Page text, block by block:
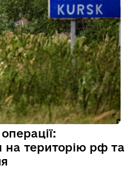
на територію рф та